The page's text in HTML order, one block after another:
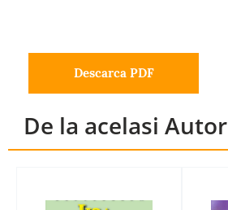
Descarca PDF
De la acelasi Autor